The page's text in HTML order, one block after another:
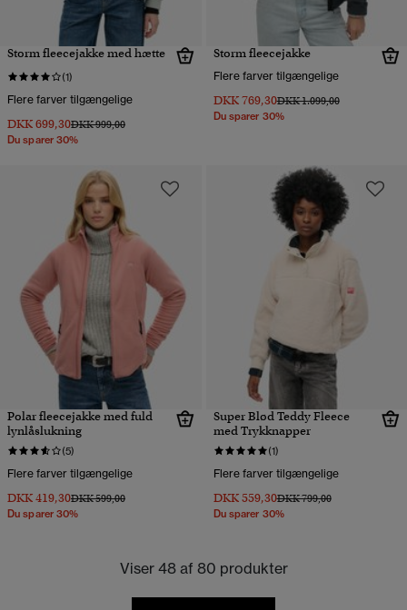
Storm fleecejakke med hætte
(1)
Flere farver tilgængelige
DKK 699,30Pris nedsat fra
DKK 999,00til
Du sparer 30%
Storm fleecejakke
Flere farver tilgængelige
DKK 769,30Pris nedsat fra
DKK 1.099,00til
Du sparer 30%
Polar fleecejakke med fuld
lynlåslukning
(5)
Flere farver tilgængelige
DKK 419,30Pris nedsat fra
DKK 599,00til
Du sparer 30%
Super Blød Teddy Fleece
med Trykknapper
(1)
Flere farver tilgængelige
DKK 559,30Pris nedsat fra
DKK 799,00til
Du sparer 30%
Viser 48 af 80 produkter